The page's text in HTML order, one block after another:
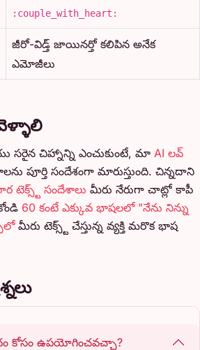
:couple_with_heart:
జీరో-విడ్త్ జాయినర్తో కలిపిన అనేక
ఎమోజీలు
సరైన చిహ్నాన్ని ఎంచుకుంటే, మా AI లవ్
పూర్తి సందేశంగా మారుస్తుంది. చిన్నదాని
టెక్స్ట్ సందేశాలు మీరు నేరుగా చాట్లో కాపీ
60 కంటే ఎక్కువ భాషలలో "నేను నిన్ను
మీరు టెక్స్ట్ చేస్తున్న వ్యక్తి మరొక భాష
కోసం ఉపయోగించవచ్చా?